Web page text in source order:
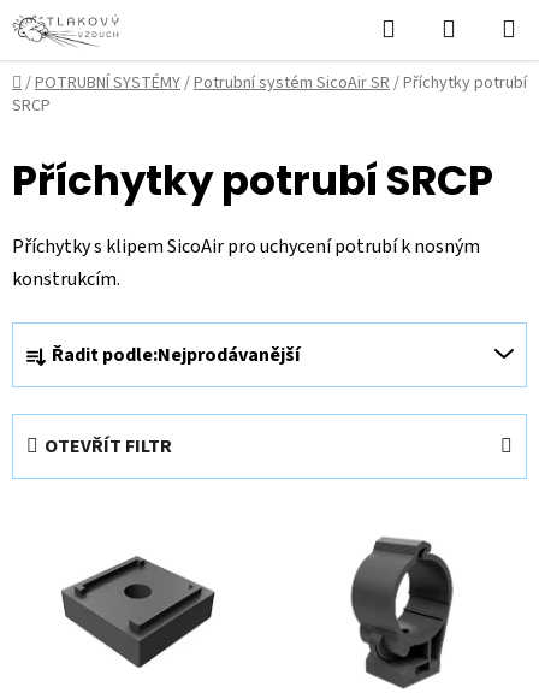
Přejít
na
obsah
Hledat
KOŠÍK
Domů
/POTRUBNÍ SYSTÉMY/Potrubní systém SicoAir SR/Příchytky potrubí
SRCP
Příchytky potrubí SRCP
Příchytky s klipem SicoAir pro uchycení potrubí k nosným
konstrukcím.
Ř
a
z
e
n
í
Řadit podle:Nejprodávanější
OTEVŘÍT FILTR